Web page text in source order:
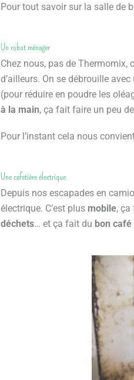
Pour tout savoir sur la salle de
Un robot ménager
Chez nous, pas de Thermomix,
d’ailleurs. On se débrouille avec
(pour réduire en poudre les
à la main, ça fait faire un peu
Pour l’instant cela nous
Une cafetière électrique
Depuis nos escapades en
électrique. C’est plus mobile, ça
déchets… et ça fait du bon café